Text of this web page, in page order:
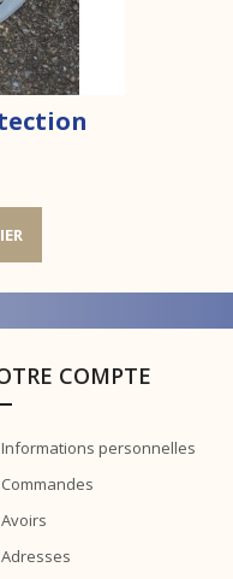
COMPTE
Informations personnelles
Commandes
Avoirs
Adresses